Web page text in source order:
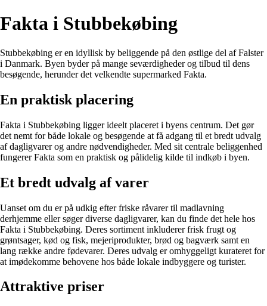
Fakta i Stubbekøbing
Stubbekøbing er en idyllisk by beliggende på den østlige del af Falster
i Danmark. Byen byder på mange seværdigheder og tilbud til dens
besøgende, herunder det velkendte supermarked Fakta.
En praktisk placering
Fakta i Stubbekøbing ligger ideelt placeret i byens centrum. Det gør
det nemt for både lokale og besøgende at få adgang til et bredt udvalg
af dagligvarer og andre nødvendigheder. Med sit centrale beliggenhed
fungerer Fakta som en praktisk og pålidelig kilde til indkøb i byen.
Et bredt udvalg af varer
Uanset om du er på udkig efter friske råvarer til madlavning
derhjemme eller søger diverse dagligvarer, kan du finde det hele hos
Fakta i Stubbekøbing. Deres sortiment inkluderer frisk frugt og
grøntsager, kød og fisk, mejeriprodukter, brød og bagværk samt en
lang række andre fødevarer. Deres udvalg er omhyggeligt kurateret for
at imødekomme behovene hos både lokale indbyggere og turister.
Attraktive priser